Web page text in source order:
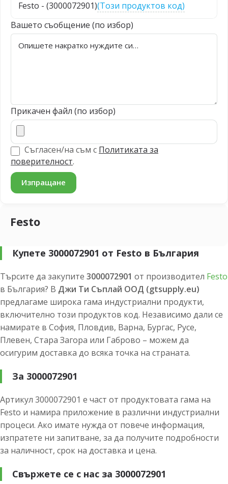
Festo - (3000072901)(Този продуктов код)
Вашето съобщение (по избор)
Прикачен файл (по избор)
Съгласен/на съм с Политиката за
поверителност.
Festo
Купете 3000072901 от Festo в България
Търсите да закупите 3000072901 от производител Festo
в България? В Джи Ти Съплай ООД (gtsupply.eu)
предлагаме широка гама индустриални продукти,
включително този продуктов код. Независимо дали се
намирате в София, Пловдив, Варна, Бургас, Русе,
Плевен, Стара Загора или Габрово – можем да
осигурим доставка до всяка точка на страната.
За 3000072901
Артикул 3000072901 е част от продуктовата гама на
Festo и намира приложение в различни индустриални
процеси. Ако имате нужда от повече информация,
изпратете ни запитване, за да получите подробности
за наличност, срок на доставка и цена.
Свържете се с нас за 3000072901